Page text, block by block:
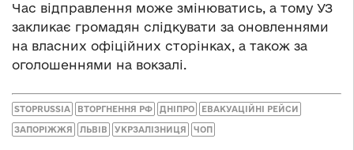
Час відправлення може змінюватись, а тому УЗ
закликає громадян слідкувати за оновленнями
на власних офіційних сторінках, а також за
оголошеннями на вокзалі.
STOPRUSSIA ВТОРГНЕННЯ РФ ДНІПРО ЕВАКУАЦІЙНІ РЕЙСИ
ЗАПОРІЖЖЯ ЛЬВІВ УКРЗАЛІЗНИЦЯ ЧОП